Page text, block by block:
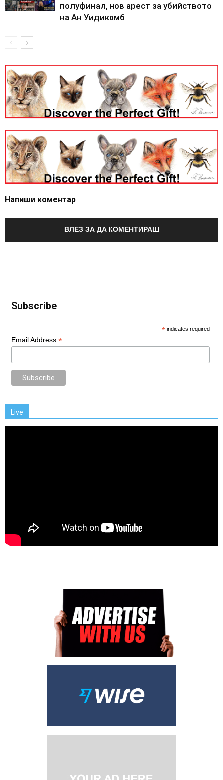
полуфинал, нов арест за убийството
на Ан Уидикомб
Напиши коментар
ВЛЕЗ ЗА ДА КОМЕНТИРАШ
Subscribe
* indicates required
Email Address *
Live